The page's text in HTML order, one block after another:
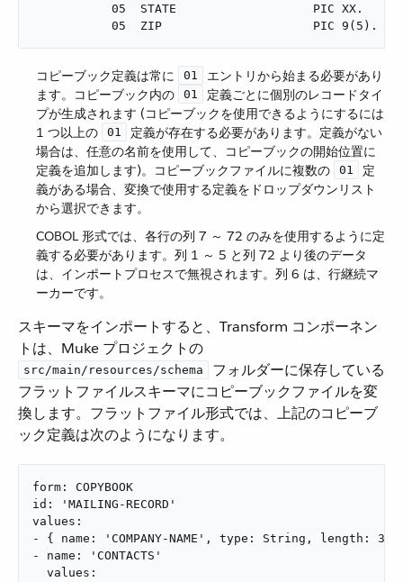
           05  STATE                   PIC XX.
           05  ZIP                     PIC 9(5).
コピーブック定義は常に ​ 01
​ エントリから始まる必要があり
ます。コピーブック内の ​
01
​ 定義ごとに個別のレコードタイ
プが生成されます (コピーブックを使用できるようにするには
1 つ以上の ​
01
​ 定義が存在する必要があります。定義がない
場合は、任意の名前を使用して、コピーブックの開始位置に
定義を追加します)。コピーブックファイルに複数の ​
01
​ 定
義がある場合、変換で使用する定義をドロップダウンリスト
から選択できます。
COBOL 形式では、各行の列 7 ～ 72 のみを使用するように定
義する必要があります。列 1 ～ 5 と列 72 より後のデータ
は、インポートプロセスで無視されます。列 6 は、行継続マ
ーカーです。
スキーマをインポートすると、Transform コンポーネン
トは、Muke プロジェクトの ​
src/main/resources/schema
​ フォルダーに保存している
フラットファイルスキーマにコピーブックファイルを変
換します。フラットファイル形式では、上記のコピーブ
ック定義は次のようになります。
form: COPYBOOK
id: 'MAILING-RECORD'
values:
- { name: 'COMPANY-NAME', type: String, length: 30
- name: 'CONTACTS'
  values: